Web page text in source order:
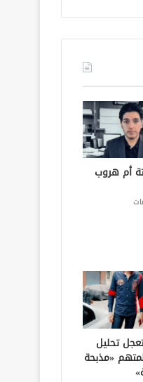
أم هروب
تحليل
«مذبحة